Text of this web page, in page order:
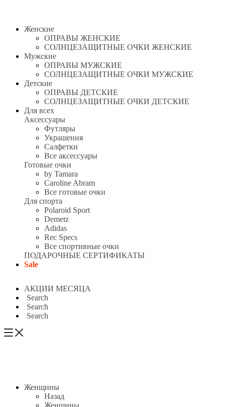
Женские
ОПРАВЫ ЖЕНСКИЕ
СОЛНЦЕЗАЩИТНЫЕ ОЧКИ ЖЕНСКИЕ
Мужские
ОПРАВЫ МУЖСКИЕ
СОЛНЦЕЗАЩИТНЫЕ ОЧКИ МУЖСКИЕ
Детские
ОПРАВЫ ДЕТСКИЕ
СОЛНЦЕЗАЩИТНЫЕ ОЧКИ ДЕТСКИЕ
Для всех
Аксессуары
Футляры
Украшения
Салфетки
Все аксессуары
Готовые очки
by Tamara
Caroline Abram
Все готовые очки
Для спорта
Polaroid Sport
Demetz
Adidas
Rec Specs
Все спортивные очки
ПОДАРОЧНЫЕ СЕРТИФИКАТЫ
Sale
АКЦИИ МЕСЯЦА
Search
Search
Search
Женщины
Назад
Женщины